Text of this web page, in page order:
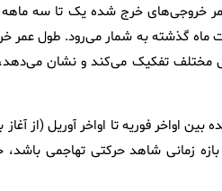
بیت‌کوین در طول عمر خروجی‌های خرج‌ شده یک
تفکیک می‌کند و نشان
زمانی شاهد حرکتی تهاجمی